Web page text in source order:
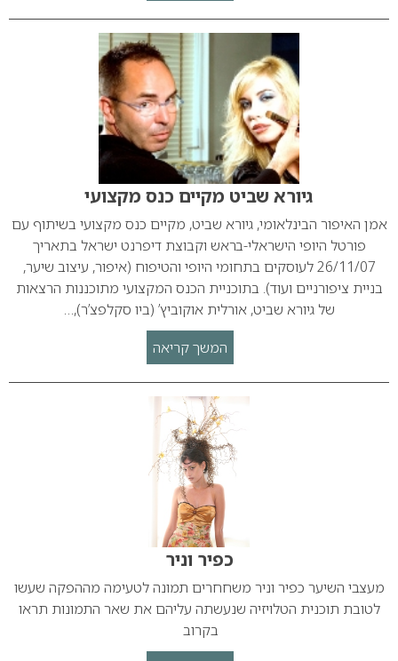
גיורא שביט מקיים כנס מקצועי
אמן האיפור הבינלאומי, גיורא שביט, מקיים כנס מקצועי בשיתוף עם
פורטל היופי הישראלי-בראש וקבוצת דיפרנט ישראל בתאריך
26/11/07 לעוסקים בתחומי היופי והטיפוח (איפור, עיצוב שיער,
בניית ציפורניים ועוד). בתוכניית הכנס המקצועי מתוכננות הרצאות
של גיורא שביט, אורלית אוקוביץ’ (ביו סקלפצ’ר),…
המשך קריאה
כפיר וניר
מעצבי השיער כפיר וניר משחחרים תמונה לטעימה מההפקה שעשו
לטובת תוכנית הטלויזיה שנעשתה עליהם את שאר התמונות תראו
בקרוב